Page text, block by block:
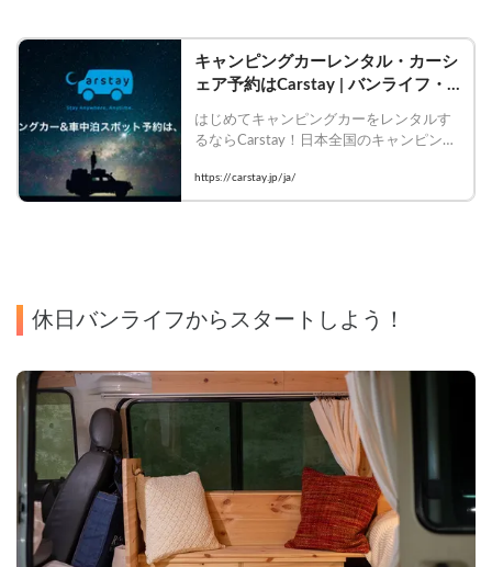
キャンピングカーレンタル・カーシ
ェア予約はCarstay | バンライフ・
かんたんに
はじめてキャンピングカーをレンタルす
るならCarstay！日本全国のキャンピング
ク含む車中泊スポット・観光体験アクテ
ィビティを初心者でもかんたんに予約出
https://carstay.jp/ja/
休日バンライフからスタートしよう！